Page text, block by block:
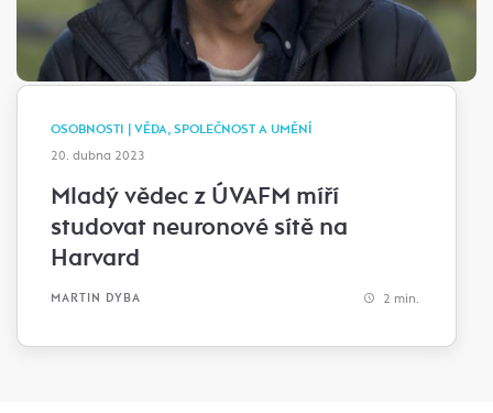
OSOBNOSTI | VĚDA, SPOLEČNOST A UMĚNÍ
20. dubna 2023
Mladý vědec z ÚVAFM míří
studovat neuronové sítě na
Harvard
MARTIN DYBA 2 min.